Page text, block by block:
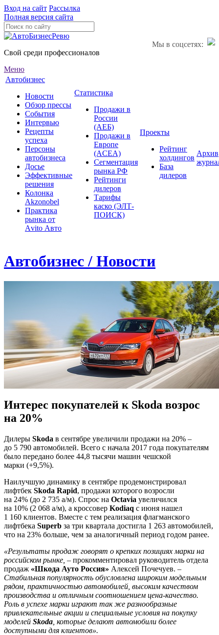
Вход на сайт Рассылка
Полная версия сайта
Мы в соцсетях:
Свой среди профессионалов
Меню
Автобизнес
Новости
Обзор прессы
События
Интервью
Рецепты
успеха
Персоны
автобизнеса
Досье
Эффективные
решения
Колонка
Akzonobel
Практика
рынка от
Аvito Авто
Статистика
Продажи в
России
(АЕБ)
Продажи в
Европе
(ACEA)
Сегментация
рынка РФ
Рейтинги
дилеров
Тарифы
каско (ЭЛТ-
ПОИСК)
Проекты
Рейтинг
холдингов
База
дилеров
Архив
Автобизнес / Новости
Интерес покупателей к Skoda возрос
на 20%
Дилеры Skoda в сентябре увеличили продажи на 20% –
до 5 790 автомобилей. Всего с начала 2017 года покупателям
было передано более 44,8 тысячи машин чешской
марки (+9,5%).
Наилучшую динамику в сентябре продемонстрировал
лифтбек Skoda Rapid, продажи которого возросли
на 24% (до 2 735 а/м). Спрос на Octavia увеличился
на 10% (2 068 а/м), а кроссовер Kodiaq с июня нашел
1 160 клиентов. Вместе с тем реализация флагманского
лифтбека Superb за три квартала достигла 1 263 автомобилей,
что на 23% больше, чем за аналогичный период годом ранее.
«Результаты продаж говорят о крепких позициях марки на
российском рынке, – прокомментировал руководитель отдела
продаж «Шкода Ауто Россия» Алексей Почечуев. –
Стабильная популярность обусловлена широким модельным
рядом, практичностью автомобилей, высоким качеством
производства и отличным соотношением цена-качество.
Роль в успехе марки играют так же разнообразные
привлекательные акции и специальные условия на покупку
моделей Skoda , которые делают автомобили более
доступными для клиентов».